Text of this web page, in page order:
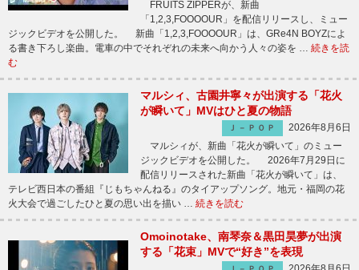
FRUITS ZIPPERが、新曲
「1,2,3,FOOOOUR」を配信リリースし、ミュー
ジックビデオを公開した。 新曲「1,2,3,FOOOOUR」は、GRe4N BOYZによ
る書き下ろし楽曲。電車の中でそれぞれの未来へ向かう人々の姿を … 続きを読
む
マルシィ、古園井寧々が出演する「花火
が瞬いて」MVはひと夏の物語
Ｊ－ＰＯＰ
2026年8月6日
マルシィが、新曲「花火が瞬いて」のミュー
ジックビデオを公開した。 2026年7月29日に
配信リリースされた新曲「花火が瞬いて」は、
テレビ西日本の番組『じもちゃんねる』のタイアップソング。地元・福岡の花
火大会で過ごしたひと夏の思い出を描い … 続きを読む
Omoinotake、南琴奈＆黒田昊夢が出演
する「花束」MVで“好き”を表現